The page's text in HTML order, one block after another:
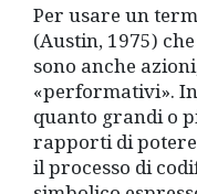
Per usare un
(Austin, 1975)
sono anche
«performativi».
quanto grandi o
rapporti di
il processo di